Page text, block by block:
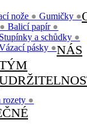
nože ● Gumičky ●
● Balicí papír ●
Stupínky a schůdky ●
pásky ●
rozety ●
NÁS